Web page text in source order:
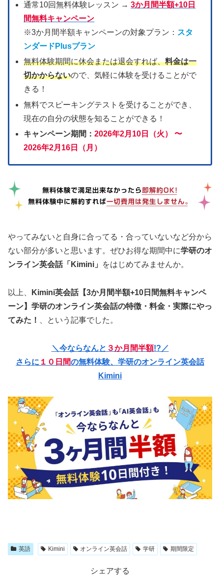
通常10回無料体験レッスン →3か月間半額+10日
間無料キャンペーン
※3か月間半額キャンペーンの対象プラン： スタ
ンダードPlusプラン
無料体験期間に休会または退会すれば、料金は一
切かからないので、気軽に体験を受けることがで
きる！
無料でスピーキングテストを受けることができ、
現在の自分の状態を知ることができる！
キャンペーン期間：2026年2月10日（火） 〜
2026年2月16日（月）
やってみないと自身に合ってる・合っていないなど分から
ない部分が多いと思います。ぜひお得な期間中に学研のオ
ンライン英会話「Kimini」
をはじめてみませんか。
以上、
Kimini英会話【3か月間半額+10日間無料キャンペ
ーン】学研のオンライン英会話の特徴・料金・実際にやっ
てみた！
、という記事でした。
＼今ならなんと ３か月間半額!?／
さらに １０日間の無料体験、学研のオンライン英会話
Kimini
英語 Kimini オンライン英会話 学研 期間限定
シェアする